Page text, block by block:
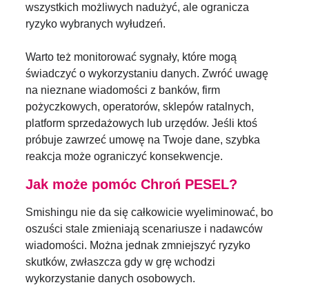
wszystkich możliwych nadużyć, ale ogranicza
ryzyko wybranych wyłudzeń.
Warto też monitorować sygnały, które mogą
świadczyć o wykorzystaniu danych. Zwróć uwagę
na nieznane wiadomości z banków, firm
pożyczkowych, operatorów, sklepów ratalnych,
platform sprzedażowych lub urzędów. Jeśli ktoś
próbuje zawrzeć umowę na Twoje dane, szybka
reakcja może ograniczyć konsekwencje.
Jak może pomóc Chroń PESEL?
Smishingu nie da się całkowicie wyeliminować, bo
oszuści stale zmieniają scenariusze i nadawców
wiadomości. Można jednak zmniejszyć ryzyko
skutków, zwłaszcza gdy w grę wchodzi
wykorzystanie danych osobowych.